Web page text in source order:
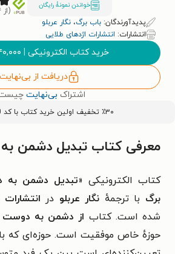
خواندن نمونۀ رایگان
(از ۴ رأی)
پدیدآورندگان: باب برگ، نگار عربلو
انتشارات: انتشارات اژدهای طلایی
خرید کتاب الکترونیکی |
دریافت از بی‌نهایت
اشتراک بی‌نهایت
٪۳۰ تخفیف اولین خرید کتاب با کد
معرفی کتاب تبدیل دشمن
کتاب الکترونیکی «تبدیل دشمن به
برگ با ترجمهٔ نگار عربلو در
شده است. کتاب از دشمن به دوست
حوزهٔ خاص موفقیت است. حوزه‌ای که